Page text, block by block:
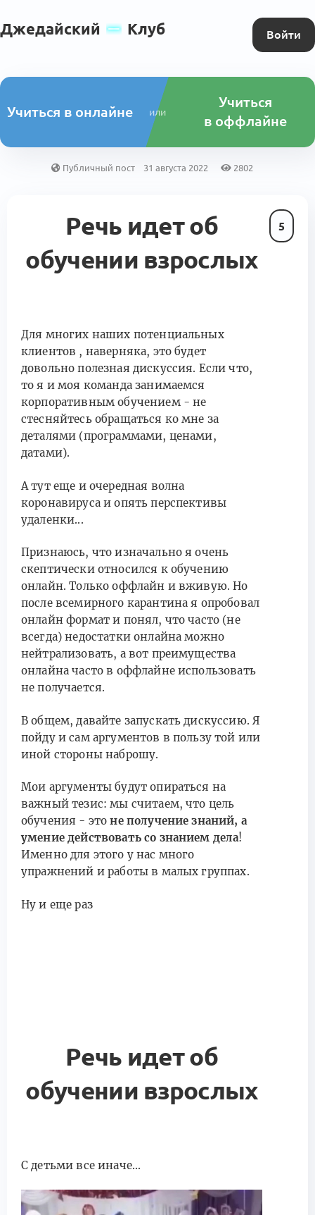
Джедайский Клуб Войти
Учиться в онлайне или
Учиться
в оффлайне
Публичный пост 31 августа 2022 2802
5
Речь идет об
обучении взрослых
Для многих наших потенциальных
клиентов , наверняка, это будет
довольно полезная дискуссия. Если что,
то я и моя команда занимаемся
корпоративным обучением - не
стесняйтесь обращаться ко мне за
деталями (программами, ценами,
датами).
А тут еще и очередная волна
коронавируса и опять перспективы
удаленки...
Признаюсь, что изначально я очень
скептически относился к обучению
онлайн. Только оффлайн и вживую. Но
после всемирного карантина я опробовал
онлайн формат и понял, что часто (не
всегда) недостатки онлайна можно
нейтрализовать, а вот преимущества
онлайна часто в оффлайне использовать
не получается.
В общем, давайте запускать дискуссию. Я
пойду и сам аргументов в пользу той или
иной стороны наброшу.
Мои аргументы будут опираться на
важный тезис: мы считаем, что цель
обучения - этоне получение знаний, а
умение действовать со знанием дела!
Именно для этого у нас много
упражнений и работы в малых группах.
Ну и еще раз
Речь идет об
обучении взрослых
С детьми все иначе...